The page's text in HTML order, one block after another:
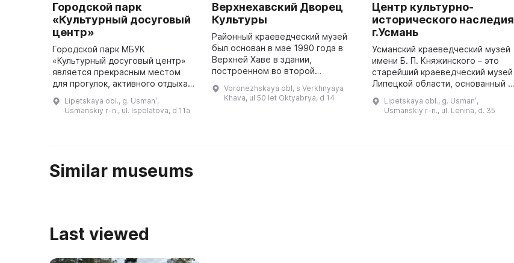
Городской парк
«Культурный досуговый
центр»
Городской парк МБУК
«Культурный досуговый центр»
является прекрасным местом
для прогулок, активного отдыха и
Городской парк МБУК
«Культурный досуговый центр»
Lipetskaya obl., g. Usmanʹ,
Usmanskiy r-n., ul. Ispolatova, d 11a
Верхнехавский Дворец
Культуры
Районный краеведческий музей
был основан в мае 1990 года в
Верхней Хаве в здании,
построенном во второй
Стрижевским в селе Сухие Гаи. В
1918 году здание было
Voronezhskaya obl, s Verkhnyaya
Khava, ul 50 let Oktyabrya, d 14
Центр культурно-
исторического наследия
г.Усмань
Усманский краеведческий музей
имени Б. П. Княжинского – это
старейший краеведческий музей
Липецкой области, основанный в
библиотеке под руководством
Lipetskaya obl., g. Usmanʹ,
Usmanskiy r-n., ul. Lenina, d. 35
Similar museums
Last viewed